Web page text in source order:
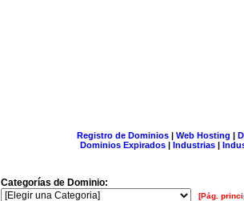
Registro de Dominios| Web Hosting |
Dominios Expirados | Industrias |
Categorías de Dominio:
[Pág.